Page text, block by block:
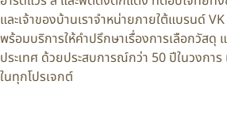
และเจ้าของบ้านเราจำหน่ายภายใต้แบรนด์
พร้อมบริการให้คำปรึกษาเรื่องการเลือกวัสดุ
ประเทศ ด้วยประสบการณ์กว่า 50 ปีในวงกา
ในทุกโปรเจกต์